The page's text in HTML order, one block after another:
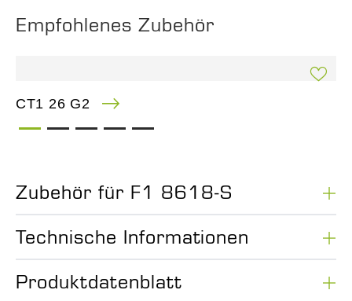
Empfohlenes Zubehör
CT1 26 G2
Zubehör für F1 8618-S
Technische Informationen
Produktdatenblatt